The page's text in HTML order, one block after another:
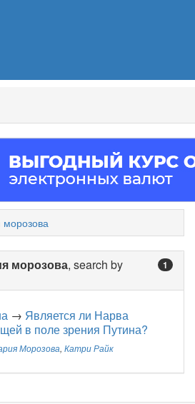
1
морозова, search by
→ Является ли Нарва
в поле зрения Путина?
Морозова, Катри Райк